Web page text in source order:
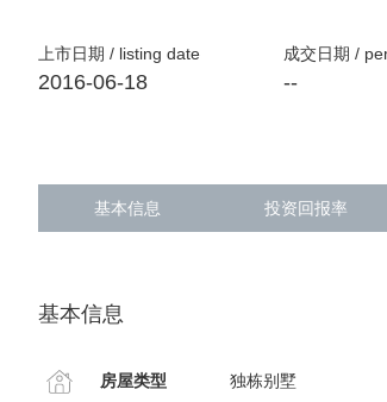
上市日期 / listing date
2016-06-18
成交日期 /
--
基本信息 投资回报率
基本信息
房屋类型 独栋别墅